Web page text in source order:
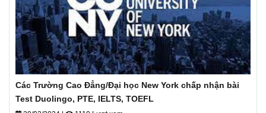
bạn học sinh Việt Nam. Liên hệ Deow
Vietnam để biết thêm chi tiết.
Các Trường Cao Đẳng/Đại học New York chấp nhận bài
Test Duolingo, PTE, IELTS, TOEFL